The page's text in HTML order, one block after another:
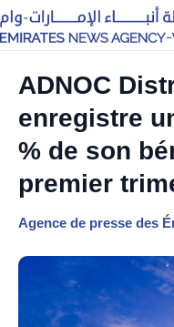
ADNOC
enregistre
% de son
premier
Agence de presse des